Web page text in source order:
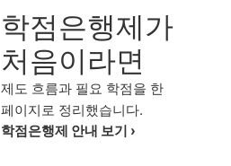
학점은행제가
처음이라면
제도 흐름과 필요 학점을 한
페이지로 정리했습니다.
학점은행제 안내 보기 ›